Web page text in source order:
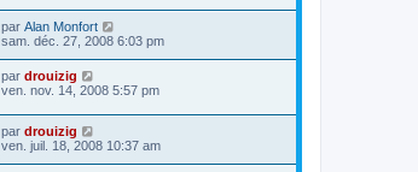
par Alan Monfort
sam. déc. 27, 2008 6:03 pm
par drouizig
ven. nov. 14, 2008 5:57 pm
par drouizig
ven. juil. 18, 2008 10:37 am